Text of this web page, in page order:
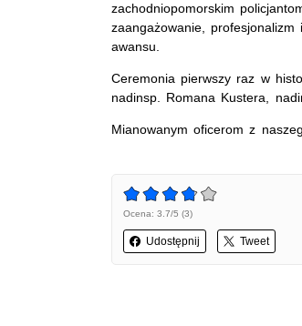
zachodniopomorskim
zaangażowanie, profesjonalizm
awansu.
Ceremonia pierwszy raz w
nadinsp. Romana Kustera,
Mianowanym oficerom z
Ocena: 3.7/5 (3)
Udostępnij Tweet